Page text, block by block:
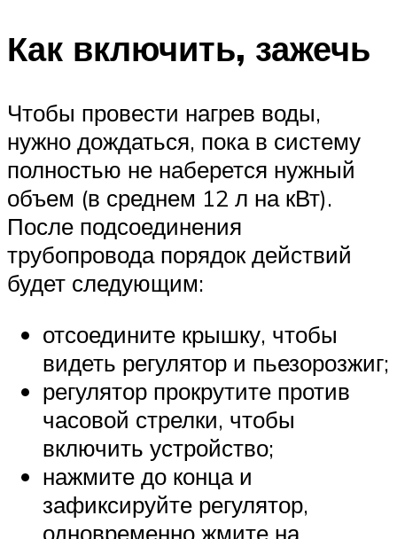
Как включить, зажечь
Чтобы провести нагрев воды,
нужно дождаться, пока в систему
полностью не наберется нужный
объем (в среднем 12 л на кВт).
После подсоединения
трубопровода порядок действий
будет следующим:
отсоедините крышку, чтобы
видеть регулятор и пьезорозжиг;
регулятор прокрутите против
часовой стрелки, чтобы
включить устройство;
нажмите до конца и
зафиксируйте регулятор,
одновременно жмите на